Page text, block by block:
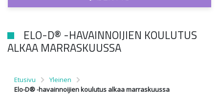
ELO-D® -HAVAINNOIJIEN KOULUTUS
ALKAA MARRASKUUSSA
Etusivu
Yleinen
Elo-D® -havainnoijien koulutus alkaa marraskuussa